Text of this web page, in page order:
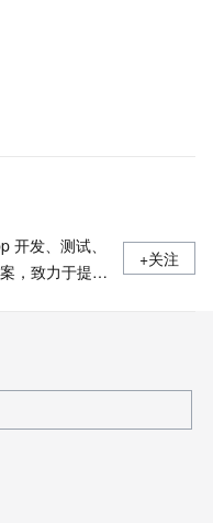
开发、测试、
，致力于提供
mpaas
+关注